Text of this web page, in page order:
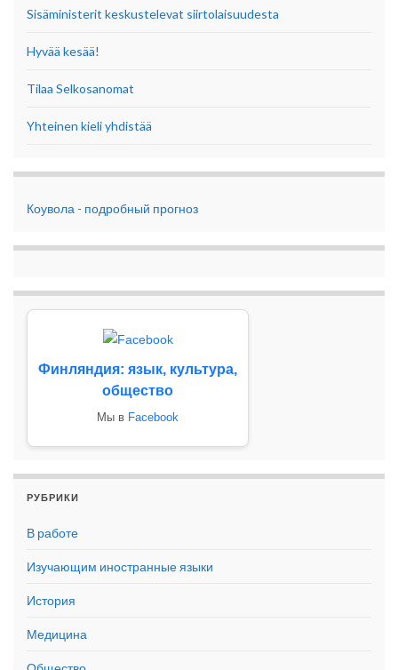
Sisäministerit keskustelevat siirtolaisuudesta
Hyvää kesää!
Tilaa Selkosanomat
Yhteinen kieli yhdistää
Коувола - подробный прогноз
Финляндия: язык, культура,
общество
Мы в Facebook
РУБРИКИ
В работе
Изучающим иностранные языки
История
Медицина